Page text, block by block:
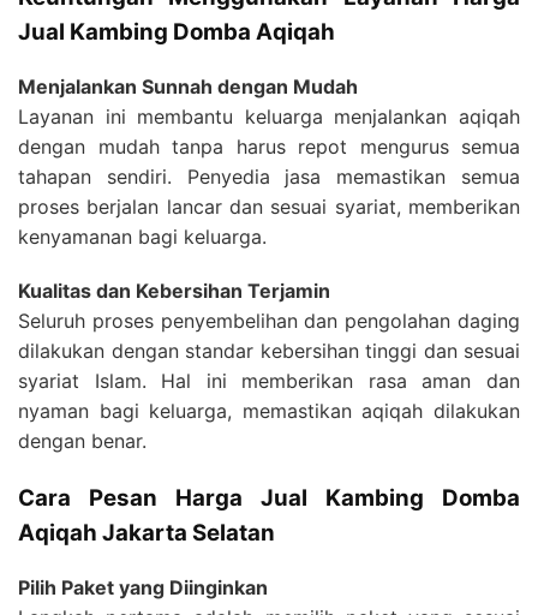
Jual Kambing Domba Aqiqah
Menjalankan Sunnah dengan Mudah
Layanan ini membantu keluarga menjalankan aqiqah
dengan mudah tanpa harus repot mengurus semua
tahapan sendiri. Penyedia jasa memastikan semua
proses berjalan lancar dan sesuai syariat, memberikan
kenyamanan bagi keluarga.
Kualitas dan Kebersihan Terjamin
Seluruh proses penyembelihan dan pengolahan daging
dilakukan dengan standar kebersihan tinggi dan sesuai
syariat Islam. Hal ini memberikan rasa aman dan
nyaman bagi keluarga, memastikan aqiqah dilakukan
dengan benar.
Cara Pesan Harga Jual Kambing Domba
Aqiqah Jakarta Selatan
Pilih Paket yang Diinginkan